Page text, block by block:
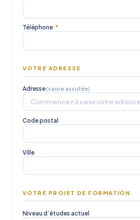
Téléphone *
VOTRE ADRESSE
Adresse(saisie assistée)
Code postal
Ville
VOTRE PROJET DE FORMATION
Niveau d’études actuel